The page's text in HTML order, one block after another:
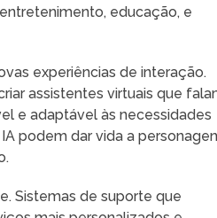
educação, e
experiências de interação.
assistentes virtuais que
e adaptável às necessidades
podem dar vida a
Sistemas de suporte que